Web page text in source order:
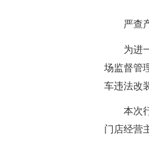
严查
为进
场监督管
车违法改
本次
门店经营